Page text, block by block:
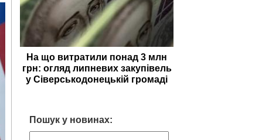
На що витратили понад 3 млн
грн: огляд липневих закупівель
у Сіверськодонецькій громаді
Пошук у новинах: